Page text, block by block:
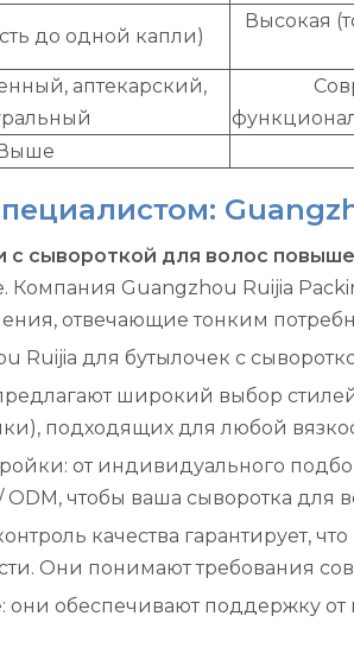
до одной капли)
Высокая
аптекарский,
с сывороткой для волос
Компания Guangzhou Ruijia
отвечающие тонким
Ruijia для бутылочек с
широкий выбор стилей
подходящих для любой
от индивидуального
чтобы ваша сыворотка
качества гарантирует,
Они понимают требования
они обеспечивают поддержку